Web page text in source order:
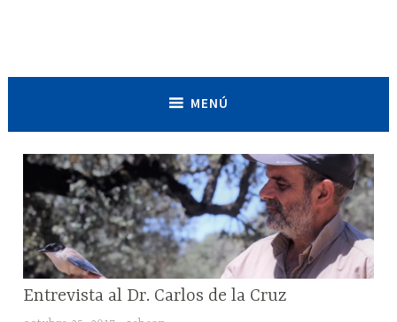
MENÚ
CIENTÍFICOS
Entrevista al Dr. Carlos de la Cruz